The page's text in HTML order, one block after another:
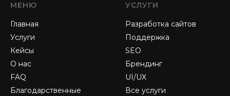
МЕНЮ
Главная
Услуги
Кейсы
О нас
FAQ
Благодарственные
УСЛУГИ
Разработка сайтов
Поддержка
SEO
Брендинг
UI/UX
Все услуги